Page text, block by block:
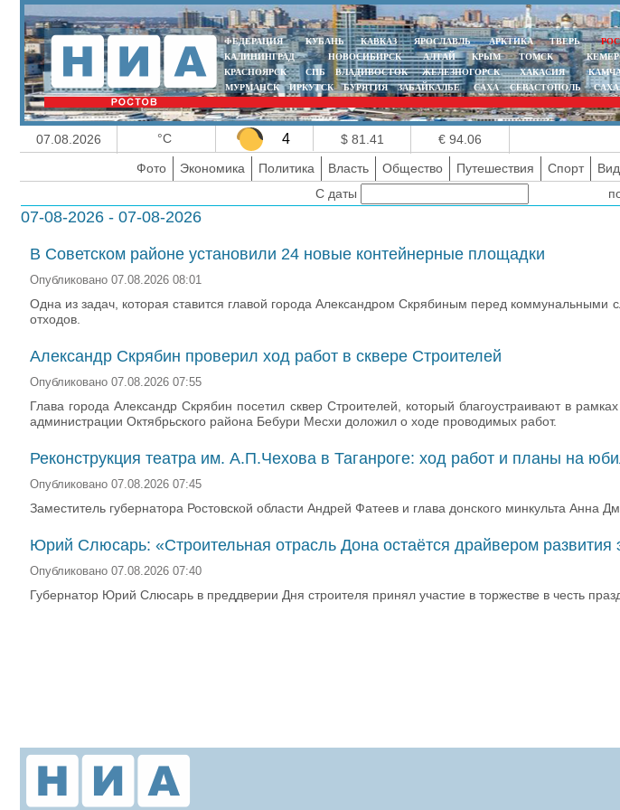
ФЕДЕРАЦИЯ КУБАНЬ КАВКАЗ ЯРОСЛАВЛЬ АРКТИКА ТВЕРЬ
КАЛИНИНГРАД
НОВОСИБИРСК АЛТАЙ КРЫМ ТОМСК
КРАСНОЯРСК
СПБ ВЛАДИВОСТОК ЖЕЛЕЗНОГОРСК ХАКАСИЯ
МУРМАНСК
ИРКУТСК БУРЯТИЯ ЗАБАЙКАЛЬЕ САХА СЕВАСТОПОЛЬ
07.08.2026 °C 4 $ 81.41
€ 94.06
Фото
Экономика Политика Власть Общество Путешествия Спорт
С даты
07-08-2026 - 07-08-2026
В Советском районе установили 24 новые контейнерные площадки
Опубликовано 07.08.2026 08:01
Одна из задач, которая ставится главой города Александром Скрябиным перед
отходов.
Александр Скрябин проверил ход работ в сквере Строителей
Опубликовано 07.08.2026 07:55
Глава города Александр Скрябин посетил сквер Строителей, который благоустраивают в
администрации Октябрьского района Бебури Месхи доложил о ходе проводимых работ.
Реконструкция театра им. А.П.Чехова в Таганроге: ход работ и планы на
Опубликовано 07.08.2026 07:45
Заместитель губернатора Ростовской области Андрей Фатеев и глава донского минкульта Анна
Юрий Слюсарь: «Строительная отрасль Дона остаётся драйвером развития
Опубликовано 07.08.2026 07:40
Губернатор Юрий Слюсарь в преддверии Дня строителя принял участие в торжестве в честь